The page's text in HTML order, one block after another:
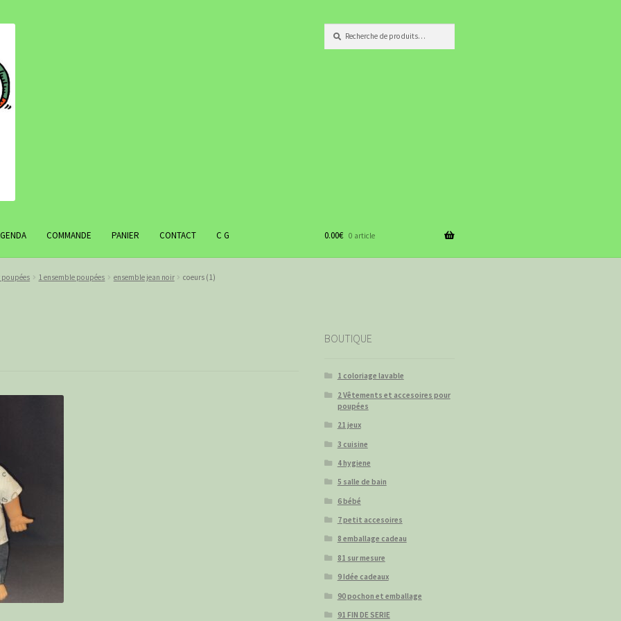
pour :
COMMANDE PANIER CONTACT C G 0.00€ 0 article
poupées 1 ensemble poupées ensemble jean noir coeurs (1)
BOUTIQUE
1 coloriage lavable
2 Vêtements et accesoires pour
poupées
21 jeux
3 cuisine
4 hygiene
5 salle de bain
6 bébé
7 petit accesoires
8 emballage cadeau
81 sur mesure
9 Idée cadeaux
90 pochon et emballage
91 FIN DE SERIE